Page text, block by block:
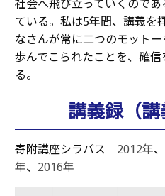
社会へ飛び立っていくので
ている。私は5年間、講義を
なさんが常に二つのモット
歩んでこられたことを、確
る。
講義録（講
寄附講座シラバス 2012年、
年、 2016年